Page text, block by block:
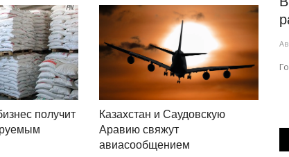
получит
Казахстан и Саудовскую
Аравию свяжут
авиасообщением
знание закона и порядка
Авг 6, 2026 106
Чтобы получить подарок, нужно было правильно
ответить на вопрос.